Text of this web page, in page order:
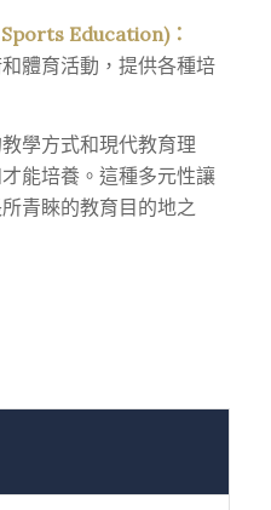
Education)：
體育活動，提供各種培
學方式和現代教育理
能培養。這種多元性讓
青睞的教育目的地之